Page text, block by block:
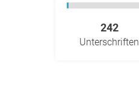
242
Unterschriften